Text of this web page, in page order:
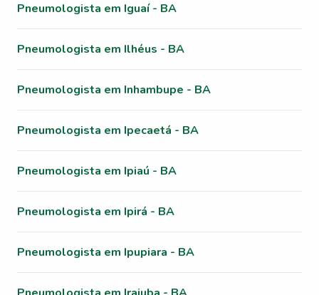
Pneumologista em Iguaí - BA
Pneumologista em Ilhéus - BA
Pneumologista em Inhambupe - BA
Pneumologista em Ipecaetá - BA
Pneumologista em Ipiaú - BA
Pneumologista em Ipirá - BA
Pneumologista em Ipupiara - BA